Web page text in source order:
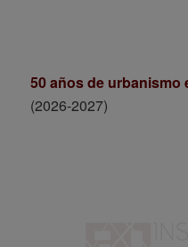
50 años de urbanismo
(2026-2027)